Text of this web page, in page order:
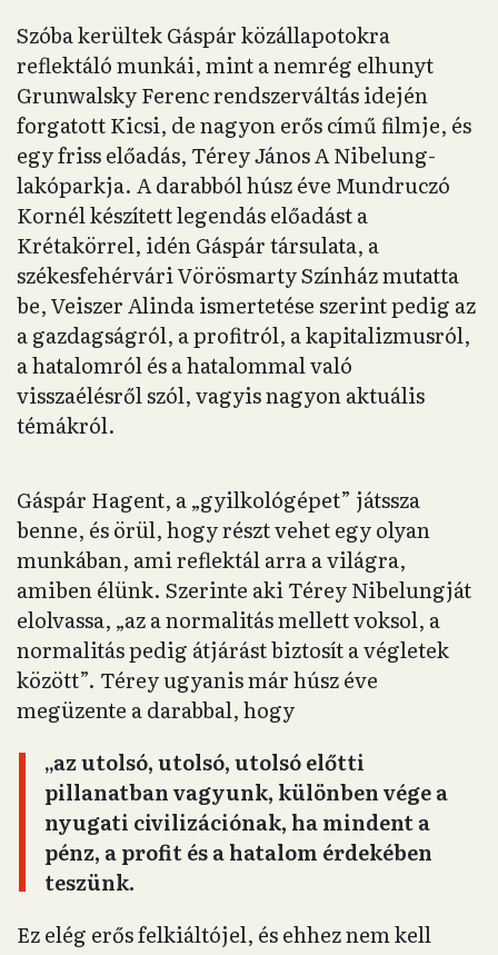
Szóba kerültek Gáspár közállapotokra
reflektáló munkái, mint a nemrég elhunyt
Grunwalsky Ferenc rendszerváltás idején
forgatott Kicsi, de nagyon erős című filmje, és
egy friss előadás, Térey János A Nibelung-
lakóparkja. A darabból húsz éve Mundruczó
Kornél készített legendás előadást a
Krétakörrel, idén Gáspár társulata, a
székesfehérvári Vörösmarty Színház mutatta
be, Veiszer Alinda ismertetése szerint pedig az
a gazdagságról, a profitról, a kapitalizmusról,
a hatalomról és a hatalommal való
visszaélésről szól, vagyis nagyon aktuális
témákról.
Gáspár Hagent, a „gyilkológépet” játssza
benne, és örül, hogy részt vehet egy olyan
munkában, ami reflektál arra a világra,
amiben élünk. Szerinte aki Térey Nibelungját
elolvassa, „az a normalitás mellett voksol, a
normalitás pedig átjárást biztosít a végletek
között”. Térey ugyanis már húsz éve
megüzente a darabbal, hogy
„az utolsó, utolsó, utolsó előtti
pillanatban vagyunk, különben vége a
nyugati civilizációnak, ha mindent a
pénz, a profit és a hatalom érdekében
teszünk.
Ez elég erős felkiáltójel, és ehhez nem kell